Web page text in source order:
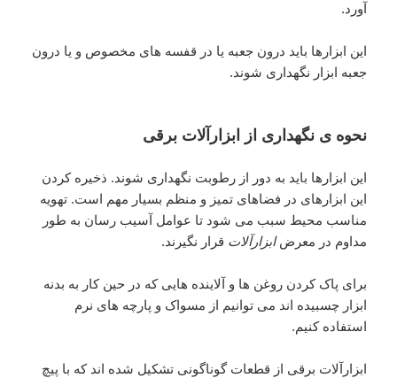
آورد.
این ابزارها باید درون جعبه یا در قفسه های مخصوص و یا درون
جعبه ابزار نگهداری شوند.
نحوه ی نگهداری از ابزارآلات برقی
این ابزارها باید به دور از رطوبت نگهداری شوند. ذخیره کردن
این ابزارهای در فضاهای تمیز و منظم بسیار مهم است. تهویه
مناسب محیط سبب می شود تا عوامل آسیب رسان به طور
مداوم در معرضابزارآلات قرار نگیرند.
برای پاک کردن روغن ها و آلاینده هایی که در حین کار به بدنه
ابزار چسبیده اند می توانیم از مسواک و پارچه های نرم
استفاده کنیم.
ابزارآلات برقی از قطعات گوناگونی تشکیل شده اند که با پیچ